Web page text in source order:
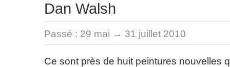
Dan Walsh
Passé : 29 mai → 31 juillet 2010
Ce sont près de huit peintures nouvelles